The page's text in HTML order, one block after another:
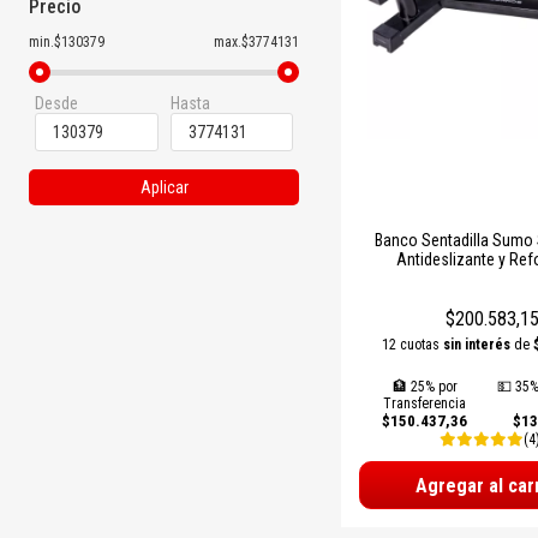
Precio
min.$130379 max.$3774131
Desde Hasta
Aplicar
Banco Sentadilla
Antideslizante y
$200.583,15
12 cuotas sin interésde
🏦 25% por
Transferencia
$150.437,36
💵
Agregar al